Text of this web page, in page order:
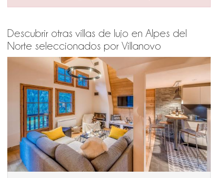
Descubrir otras villas de lujo en Alpes del
Norte seleccionados por Villanovo